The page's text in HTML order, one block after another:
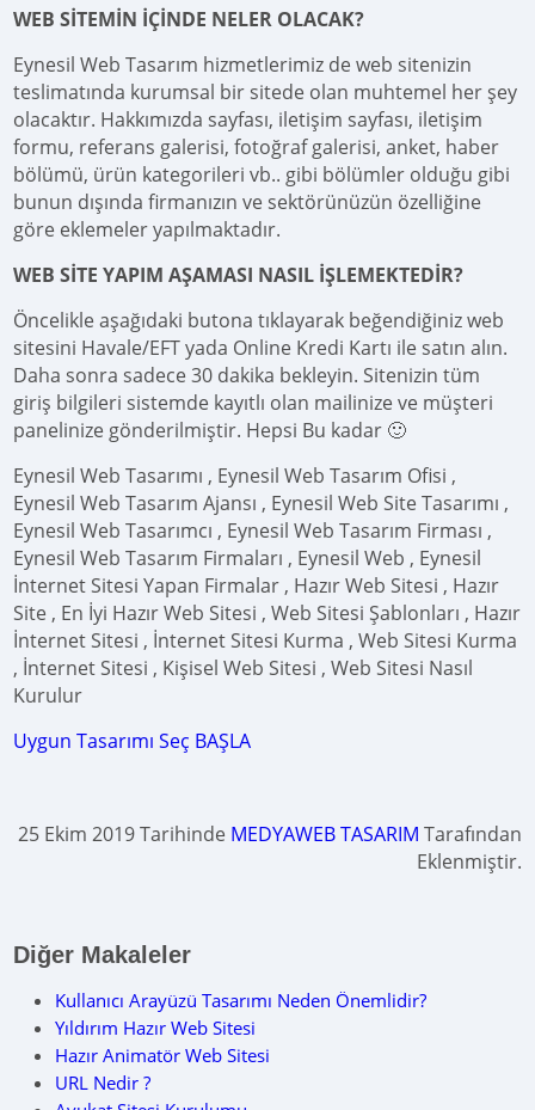
WEB SİTEMİN İÇİNDE NELER OLACAK?
Eynesil Web Tasarım hizmetlerimiz de web sitenizin
teslimatında kurumsal bir sitede olan muhtemel her şey
olacaktır. Hakkımızda sayfası, iletişim sayfası, iletişim
formu, referans galerisi, fotoğraf galerisi, anket, haber
bölümü, ürün kategorileri vb.. gibi bölümler olduğu gibi
bunun dışında firmanızın ve sektörünüzün özelliğine
göre eklemeler yapılmaktadır.
WEB SİTE YAPIM AŞAMASI NASIL İŞLEMEKTEDİR?
Öncelikle aşağıdaki butona tıklayarak beğendiğiniz web
sitesini Havale/EFT yada Online Kredi Kartı ile satın alın.
Daha sonra sadece 30 dakika bekleyin. Sitenizin tüm
giriş bilgileri sistemde kayıtlı olan mailinize ve müşteri
panelinize gönderilmiştir. Hepsi Bu kadar 🙂
Eynesil Web Tasarımı , Eynesil Web Tasarım Ofisi ,
Eynesil Web Tasarım Ajansı , Eynesil Web Site Tasarımı ,
Eynesil Web Tasarımcı , Eynesil Web Tasarım Firması ,
Eynesil Web Tasarım Firmaları , Eynesil Web , Eynesil
İnternet Sitesi Yapan Firmalar , Hazır Web Sitesi , Hazır
Site , En İyi Hazır Web Sitesi , Web Sitesi Şablonları , Hazır
İnternet Sitesi , İnternet Sitesi Kurma , Web Sitesi Kurma
, İnternet Sitesi , Kişisel Web Sitesi , Web Sitesi Nasıl
Kurulur
Uygun Tasarımı Seç BAŞLA
25 Ekim 2019 Tarihinde MEDYAWEB TASARIM Tarafından
Eklenmiştir.
Diğer Makaleler
Kullanıcı Arayüzü Tasarımı Neden Önemlidir?
Yıldırım Hazır Web Sitesi
Hazır Animatör Web Sitesi
URL Nedir ?